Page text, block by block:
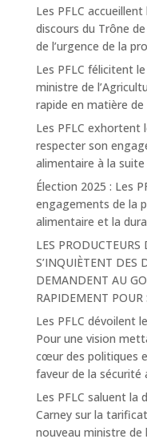
Les PFLC
discours du Trône
de l’urgence de la
Les PFLC félicitent
ministre de
rapide en matière
Les PFLC exhortent
respecter son
alimentaire à la
Élection 2025 : Les
engagements de la
alimentaire et la
LES PRODUCTEURS
S’INQUIÈTENT DES
DEMANDENT AU
RAPIDEMENT POUR
Les PFLC dévoilent
Pour une vision
cœur des politiques
faveur de la sécurité
Les PFLC saluent la
Carney sur la
nouveau ministre de